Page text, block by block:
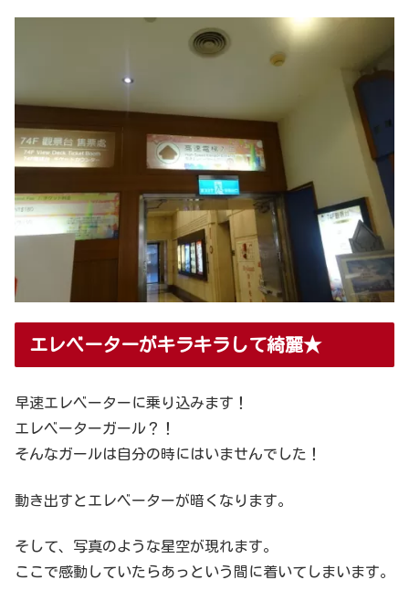
エレベーターがキラキラして綺麗★
早速エレベーターに乗り込みます！
エレベーターガール？！
そんなガールは自分の時にはいませんでした！
動き出すとエレベーターが暗くなります。
そして、写真のような星空が現れます。
ここで感動していたらあっという間に着いてしまいます。